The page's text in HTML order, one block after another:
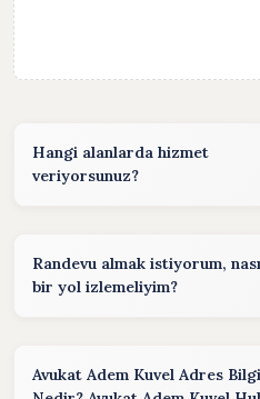
Hangi alanlarda hizmet
veriyorsunuz?
iletişim bölümünden benimle
Randevu almak istiyorum,
bir yol izlemeliyim?
Telefon:
(Hafta içi :08:30 - 17:30)
Avukat Adem Kuvel Adres